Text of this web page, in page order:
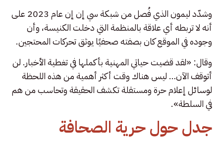
وشدّد ليمون الذي فُصل من شبكة سي إن إن عام 2023 على
أنه لا تربطه أي علاقة بالمنظمة التي دخلت الكنيسة، وأن
وجوده في الموقع كان بصفته صحفيًا يوثق تحركات المحتجين.
وقال: «لقد قضيت حياتي المهنية بأكملها في تغطية الأخبار. لن
أتوقف الآن… ليس هناك وقت أكثر أهمية من هذه اللحظة
لوسائل إعلام حرة ومستقلة تكشف الحقيقة وتحاسب من هم
في السلطة».
جدل حول حرية الصحافة